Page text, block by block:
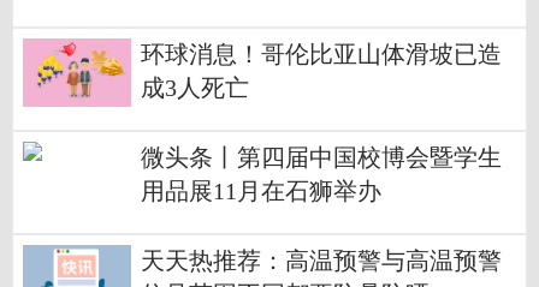
环球消息！哥伦比亚山体滑坡已造
成3人死亡
微头条丨第四届中国校博会暨学生
用品展11月在石狮举办
天天热推荐：高温预警与高温预警